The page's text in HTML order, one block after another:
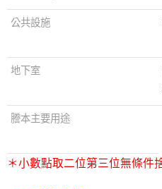
公共設施
地下室
謄本主要用途
＊小數點取二位第三位無條件